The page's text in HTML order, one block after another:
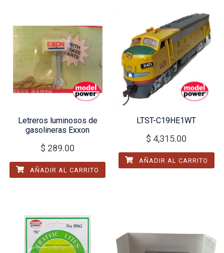
Letreros luminosos de
gasolineras Exxon
$ 289.00
AÑADIR AL CARRITO
LTST-C19HE1WT
$ 4,315.00
AÑADIR AL CARRITO